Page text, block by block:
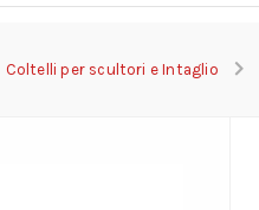
Coltelli per scultori e Intaglio